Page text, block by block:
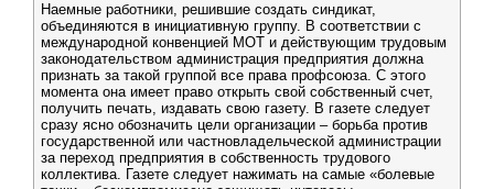
Наемные работники, решившие создать синдикат,
объединяются в инициативную группу. В соответствии с
международной конвенцией МОТ и действующим трудовым
законодательством администрация предприятия должна
признать за такой группой все права профсоюза. С этого
момента она имеет право открыть свой собственный счет,
получить печать, издавать свою газету. В газете следует
сразу ясно обозначить цели организации – борьба против
государственной или частновладельческой администрации
за переход предприятия в собственность трудового
коллектива. Газете следует нажимать на самые «болевые